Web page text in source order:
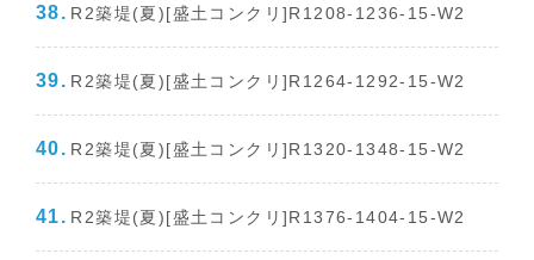
R2築堤(夏)[盛土コンクリ]R1208-1236-15-W2
R2築堤(夏)[盛土コンクリ]R1264-1292-15-W2
R2築堤(夏)[盛土コンクリ]R1320-1348-15-W2
R2築堤(夏)[盛土コンクリ]R1376-1404-15-W2